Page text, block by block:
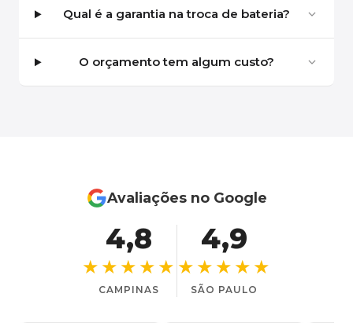
Qual é a garantia na troca de bateria?
O orçamento tem algum custo?
Avaliações no Google
4,8
★★★★★
CAMPINAS
4,9
★★★★★
SÃO PAULO